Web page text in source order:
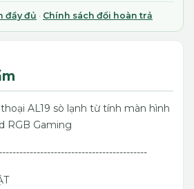
đầy đủ · Chính sách đổi hoàn trả
AL19 sò lạnh từ tính màn hình
RGB Gaming